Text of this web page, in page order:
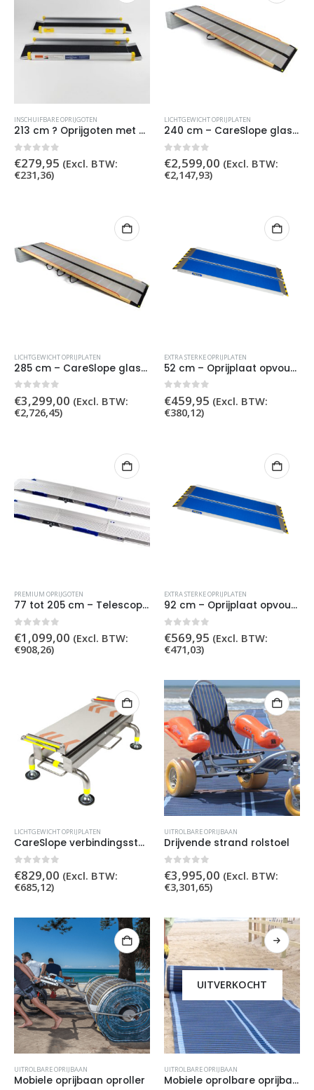
INSCHUIFBARE OPRIJGOTEN
213 cm ? Oprijgoten met griptape
0out of 5
€279,95 (Excl. BTW:
€231,36)
LICHTGEWICHT OPRIJPLATEN
240 cm – CareSlope glasvezel lichtgewicht oprijplaat
0out of 5
€2,599,00 (Excl. BTW:
€2,147,93)
LICHTGEWICHT OPRIJPLATEN
285 cm – CareSlope glasvezel lichtgewicht oprijplaat
0out of 5
€3,299,00 (Excl. BTW:
€2,726,45)
EXTRA STERKE OPRIJPLATEN
52 cm – Oprijplaat opvouwbaar extra sterk
0out of 5
€459,95 (Excl. BTW:
€380,12)
PREMIUM OPRIJGOTEN
77 tot 205 cm – Telescopisch opvouwbare oprijgoot
0out of 5
€1,099,00 (Excl. BTW:
€908,26)
EXTRA STERKE OPRIJPLATEN
92 cm – Oprijplaat opvouwbaar extra sterk
0out of 5
€569,95 (Excl. BTW:
€471,03)
LICHTGEWICHT OPRIJPLATEN
CareSlope verbindingsstuk oprijplaten
0out of 5
€829,00 (Excl. BTW:
€685,12)
UITROLBARE OPRIJBAAN
Drijvende strand rolstoel
0out of 5
€3,995,00 (Excl. BTW:
€3,301,65)
UITROLBARE OPRIJBAAN
Mobiele oprijbaan oproller
UITVERKOCHT
UITROLBARE OPRIJBAAN
Mobiele oprolbare oprijbaan / toegangspad voor onverharde wegen